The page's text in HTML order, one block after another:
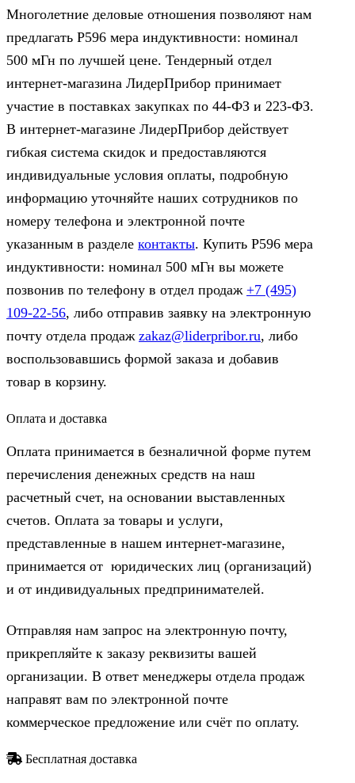
Многолетние деловые отношения позволяют нам
предлагать Р596 мера индуктивности: номинал
500 мГн по лучшей цене. Тендерный отдел
интернет-магазина ЛидерПрибор принимает
участие в поставках закупках по 44‑ФЗ и 223‑ФЗ.
В интернет-магазине ЛидерПрибор действует
гибкая система скидок и предоставляются
индивидуальные условия оплаты, подробную
информацию уточняйте наших сотрудников по
номеру телефона и электронной почте
указанным в разделе контакты. Купить Р596 мера
индуктивности: номинал 500 мГн вы можете
позвонив по телефону в отдел продаж +7 (495)
109-22-56, либо отправив заявку на электронную
почту отдела продаж zakaz@liderpribor.ru, либо
воспользовавшись формой заказа и добавив
товар в корзину.
Оплата и доставка
Оплата принимается в безналичной форме путем
перечисления денежных средств на наш
расчетный счет, на основании выставленных
счетов. Оплата за товары и услуги,
представленные в нашем интернет-магазине,
принимается от юридических лиц (организаций)
и от индивидуальных предпринимателей.
Отправляя нам запрос на электронную почту,
прикрепляйте к заказу реквизиты вашей
организации. В ответ менеджеры отдела продаж
направят вам по электронной почте
коммерческое предложение или счёт по оплату.
Бесплатная доставка